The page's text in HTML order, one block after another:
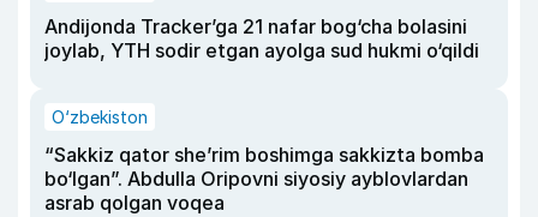
Andijonda Tracker’ga 21 nafar bog‘cha bolasini
joylab, YTH sodir etgan ayolga sud hukmi o‘qildi
O‘zbekiston
“Sakkiz qator she’rim boshimga sakkizta bomba
bo‘lgan”. Abdulla Oripovni siyosiy ayblovlardan
asrab qolgan voqea